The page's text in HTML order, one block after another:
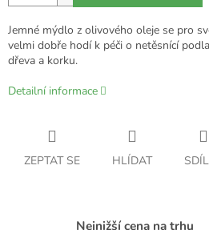
Jemné mýdlo z olivového oleje se pro
velmi dobře hodí k péči o netěsnící
dřeva a korku.
Detailní informace
ZEPTAT SE HLÍDAT
Nejnižší cena na trhu